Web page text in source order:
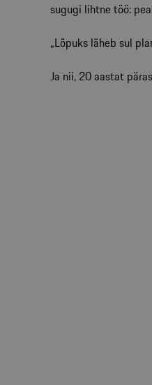
sugugi lihtne töö:
„Lõpuks läheb sul
Ja nii, 20 aastat